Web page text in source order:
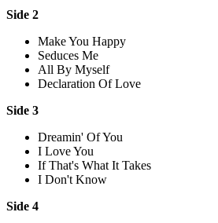
Side 2
Make You Happy
Seduces Me
All By Myself
Declaration Of Love
Side 3
Dreamin' Of You
I Love You
If That's What It Takes
I Don't Know
Side 4